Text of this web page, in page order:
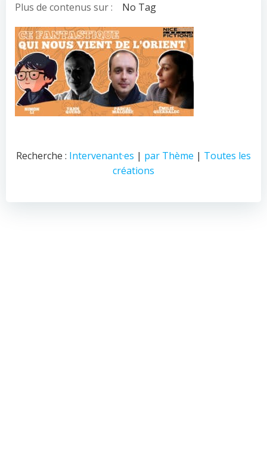
Plus de contenus sur : No Tag
Recherche : Intervenant·es | par Thème | Toutes les
créations